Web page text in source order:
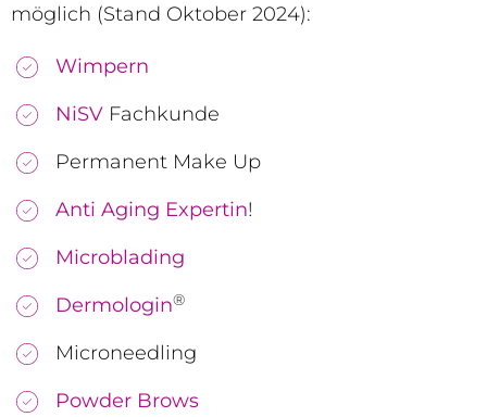
möglich (Stand Oktober 2024):
Wimpern
NiSV Fachkunde
Permanent Make Up
Anti Aging Expertin!
Microblading
Dermologin®
Microneedling
Powder Brows